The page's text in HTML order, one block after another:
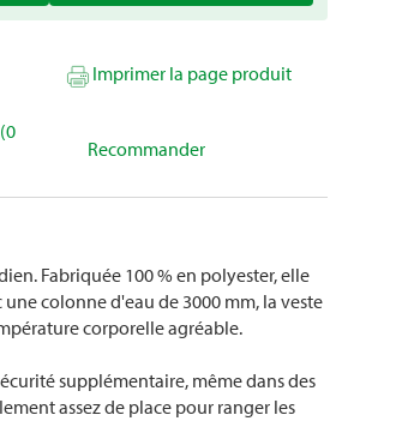
Imprimer la page produit
Recommander
Fabriquée 100 % en polyester, elle
colonne d'eau de 3000 mm, la veste
corporelle agréable.
supplémentaire, même dans des
assez de place pour ranger les